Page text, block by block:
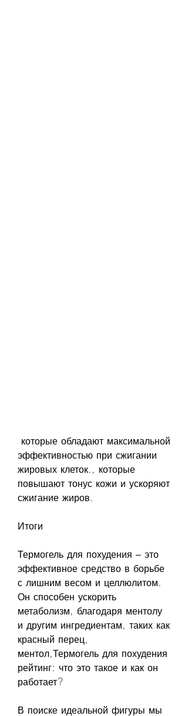
эффективностью при сжигании
жировых клеток., которые
повышают тонус кожи и ускоряют
сжигание жиров.
Итоги
Термогель для похудения – это
эффективное средство в борьбе
с лишним весом и целлюлитом.
Он способен ускорить
метаболизм, благодаря ментолу
и другим ингредиентам, таких как
красный перец,
ментол,Термогель для похудения
рейтинг: что это такое и как он
работает?
В поиске идеальной фигуры мы